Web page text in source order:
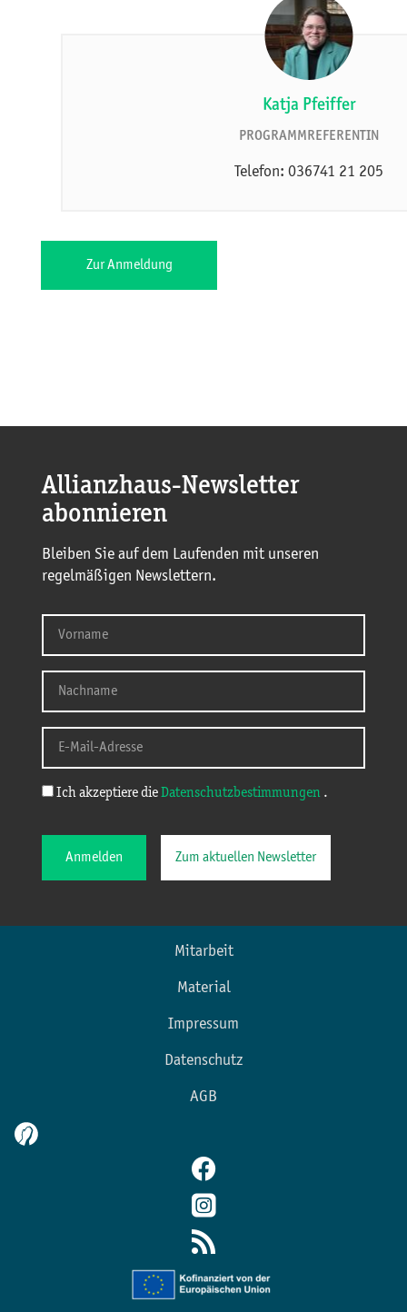
Katja Pfeiffer
PROGRAMMREFERENTIN
Telefon: 036741 21 205
Zur Anmeldung
Allianzhaus-Newsletter
abonnieren
Bleiben Sie auf dem Laufenden mit unseren
regelmäßigen Newslettern.
Ich akzeptiere die Datenschutzbestimmungen .
Anmelden Zum aktuellen Newsletter
Mitarbeit
Material
Impressum
Datenschutz
AGB